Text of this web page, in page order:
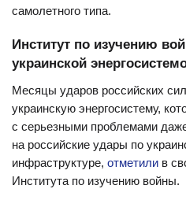
самолетного типа.
Институт по изучению
украинской
Месяцы ударов российских
украинскую энергосистему,
с серьезными проблемами
на российские удары по
инфраструктуре, отметили в
Института по изучению войны.